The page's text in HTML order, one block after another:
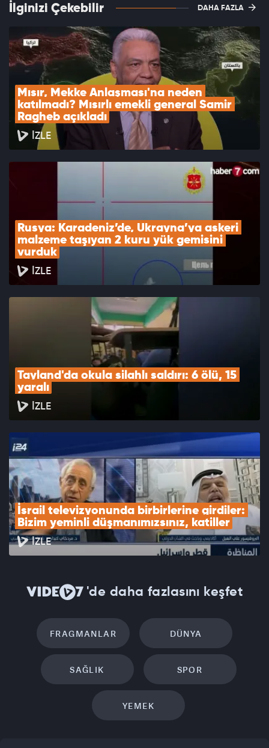
İlginizi Çekebilir DAHA FAZLA
Mısır, Mekke Anlaşması'na neden
katılmadı? Mısırlı emekli general Samir
Ragheb açıkladı
İZLE
Rusya: Karadeniz’de, Ukrayna’ya askeri
malzeme taşıyan 2 kuru yük gemisini
vurduk
İZLE
Tayland'da okula silahlı saldırı: 6 ölü, 15
yaralı
İZLE
İsrail televizyonunda birbirlerine girdiler:
Bizim yeminli düşmanımızsınız, katiller
İZLE
'de daha fazlasını keşfet
FRAGMANLAR DÜNYA
SAĞLIK SPOR
YEMEK